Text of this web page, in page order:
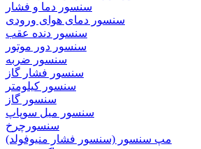
سنسور دما و فشار
سنسور دمای هوای ورودی
سنسور دنده عقب
سنسور دور موتور
سنسور ضربه
سنسور فشار گاز
سنسور کیلومتر
سنسور گاز
سنسور میل سوپاپ
سنسورچرخ
مپ سنسور (سنسور فشار منیوفولد)